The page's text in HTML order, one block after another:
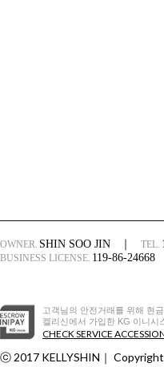
OWNER. SHIN SOO JIN TEL.
BUSINESS LICENSE. 119-86-24668
고객님의 안전거래를 위해 현
켈리신에서 가입한 KG 이니시
CHECK SERVICE
ⓒ 2017 KELLYSHIN ｜